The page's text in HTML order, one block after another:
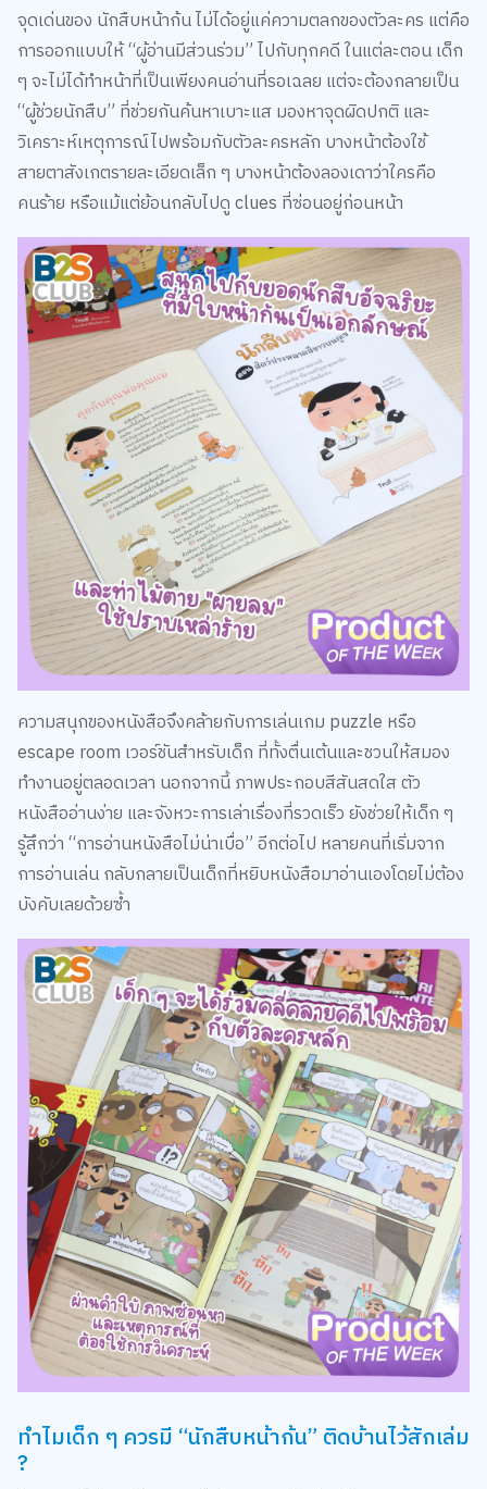
ความสนุกของหนังสือจึงคล้ายกับการเล่นเกม puzzle หรือ
escape room เวอร์ชันสำหรับเด็ก ที่ทั้งตื่นเต้นและชวนให้สมอง
ทำงานอยู่ตลอดเวลา นอกจากนี้ ภาพประกอบสีสันสดใส ตัว
หนังสืออ่านง่าย และจังหวะการเล่าเรื่องที่รวดเร็ว ยังช่วยให้เด็ก ๆ
รู้สึกว่า “การอ่านหนังสือไม่น่าเบื่อ” อีกต่อไป หลายคนที่เริ่มจาก
การอ่านเล่น กลับกลายเป็นเด็กที่หยิบหนังสือมาอ่านเองโดยไม่ต้อง
บังคับเลยด้วยซ้ำ
ทำไมเด็ก ๆ ควรมี “นักสืบหน้าก้น” ติดบ้านไว้สักเล่ม
?
1. เพราะนี่คือการฝึกสมองที่เด็ก ๆ สนุกกับมันจริง ๆ
หนึ่งในเรื่องยากที่สุดของการฝึกทักษะเด็ก คือการทำให้พวกเขา
“อยากเรียนรู้เอง” แต่นักสืบหน้าก้น สามารถทำสิ่งนั้นได้ผ่านความ
สนุกแบบธรรมชาติ เด็ก ๆ จะได้ฝึก:
การสังเกตรายละเอียด
การเชื่อมโยงเหตุการณ์